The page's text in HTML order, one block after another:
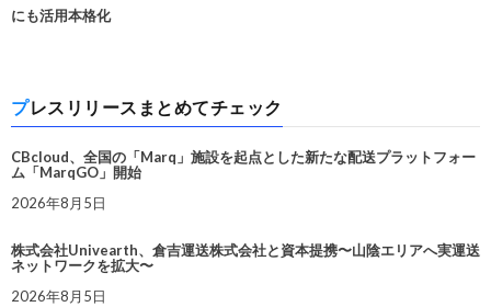
にも活用本格化
プレスリリースまとめてチェック
CBcloud、全国の「Marq」施設を起点とした新たな配送プラットフォー
ム「MarqGO」開始
2026年8月5日
株式会社Univearth、倉吉運送株式会社と資本提携〜山陰エリアへ実運送
ネットワークを拡大〜
2026年8月5日